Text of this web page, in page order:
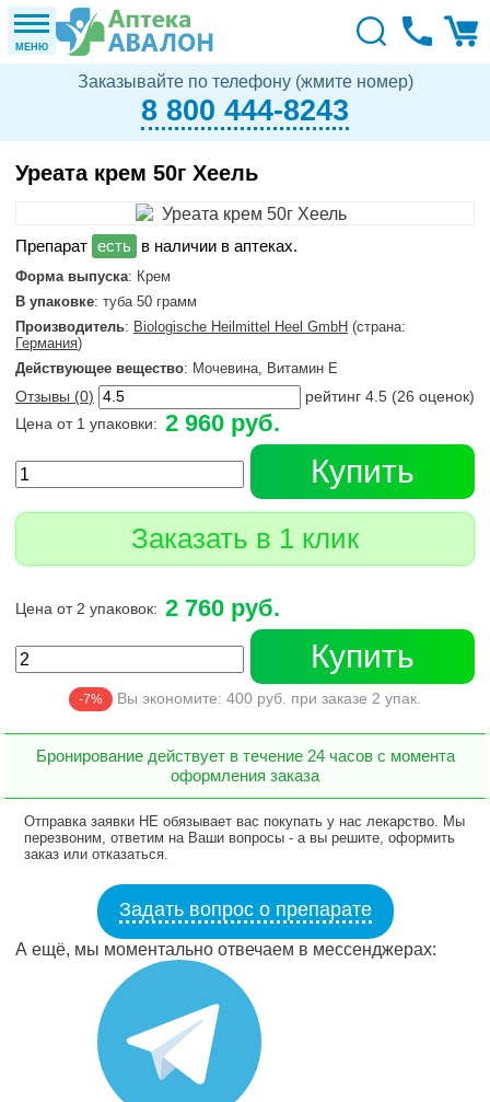
МЕНЮ
Заказывайте по телефону (жмите номер)
8 800 444-8243
Уреата крем 50г Хеель
в наличии в аптеках.
Форма выпуска: Крем
В упаковке: туба 50 грамм
Производитель: Biologische Heilmittel Heel GmbH (страна:
Германия)
Действующее вещество: Мочевина, Витамин Е
Отзывы (0) рейтинг 4.5 (26 оценок)
Цена от 1 упаковки: 2 960 руб.
Купить
Заказать в 1 клик
Цена от 2 упаковок: 2 760 руб.
Купить
-7% Вы экономите: 400 руб. при заказе 2 упак.
Бронирование действует в течение 24 часов с момента
оформления заказа
Отправка заявки НЕ обязывает вас покупать у нас лекарство. Мы
перезвоним, ответим на Ваши вопросы - а вы решите, оформить
заказ или отказаться.
Задать вопрос о препарате
А ещё, мы моментально отвечаем в мессенджерах: